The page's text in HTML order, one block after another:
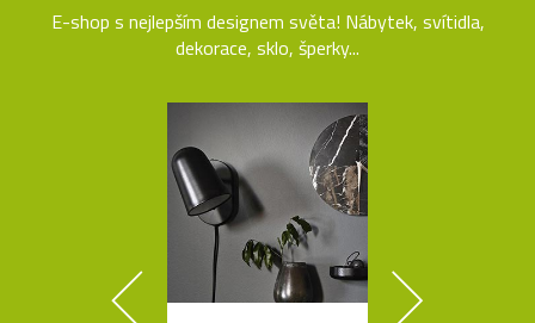
E-shop s nejlepším designem světa! Nábytek, svítidla,
dekorace, sklo, šperky...